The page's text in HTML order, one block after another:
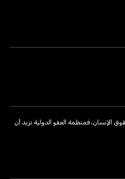
الإنسان، فمنظمة العفو الدولية تريد أن